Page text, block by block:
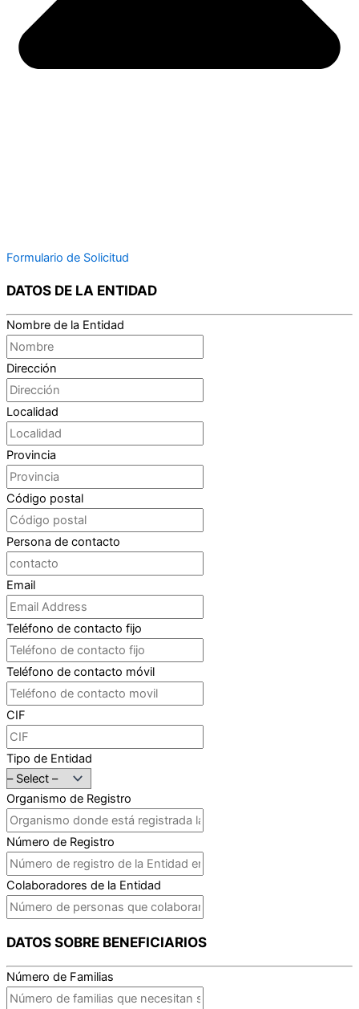
Formulario de Solicitud
DATOS DE LA ENTIDAD
Nombre de la Entidad
Dirección
Localidad
Provincia
Código postal
Persona de contacto
Email
Teléfono de contacto fijo
Teléfono de contacto móvil
CIF
Tipo de Entidad
Organismo de Registro
Número de Registro
Colaboradores de la Entidad
DATOS SOBRE BENEFICIARIOS
Número de Familias